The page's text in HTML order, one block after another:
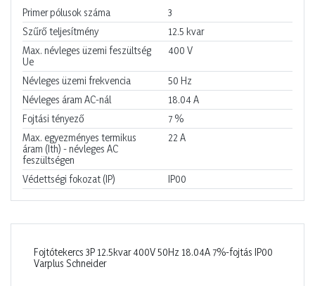
Primer pólusok száma
3
Szűrő teljesítmény
12.5 kvar
Max. névleges üzemi feszültség
Ue
400 V
Névleges üzemi frekvencia 50 Hz
Névleges áram AC-nál
18.04A
Fojtási tényező
7 %
Max. egyezményes termikus
áram (Ith) - névleges AC
feszültségen
22 A
Védettségi fokozat (IP) IP00
Fojtótekercs 3P 12.5kvar 400V 50Hz 18.04A 7%-fojtás IP00
Varplus Schneider